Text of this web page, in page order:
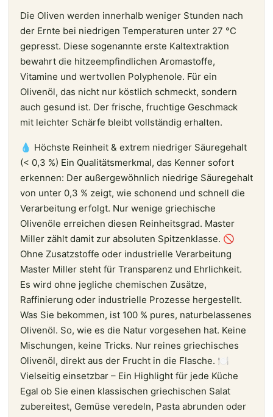
Die Oliven werden innerhalb weniger Stunden nach
der Ernte bei niedrigen Temperaturen unter 27 °C
gepresst. Diese sogenannte erste Kaltextraktion
bewahrt die hitzeempfindlichen Aromastoffe,
Vitamine und wertvollen Polyphenole. Für ein
Olivenöl, das nicht nur köstlich schmeckt, sondern
auch gesund ist. Der frische, fruchtige Geschmack
mit leichter Schärfe bleibt vollständig erhalten.
💧 Höchste Reinheit & extrem niedriger Säuregehalt
(< 0,3 %) Ein Qualitätsmerkmal, das Kenner sofort
erkennen: Der außergewöhnlich niedrige Säuregehalt
von unter 0,3 % zeigt, wie schonend und schnell die
Verarbeitung erfolgt. Nur wenige griechische
Olivenöle erreichen diesen Reinheitsgrad. Master
Miller zählt damit zur absoluten Spitzenklasse. 🚫
Ohne Zusatzstoffe oder industrielle Verarbeitung
Master Miller steht für Transparenz und Ehrlichkeit.
Es wird ohne jegliche chemischen Zusätze,
Raffinierung oder industrielle Prozesse hergestellt.
Was Sie bekommen, ist 100 % pures, naturbelassenes
Olivenöl. So, wie es die Natur vorgesehen hat. Keine
Mischungen, keine Tricks. Nur reines griechisches
Olivenöl, direkt aus der Frucht in die Flasche. 🍽️
Vielseitig einsetzbar – Ein Highlight für jede Küche
Egal ob Sie einen klassischen griechischen Salat
zubereitest, Gemüse veredeln, Pasta abrunden oder